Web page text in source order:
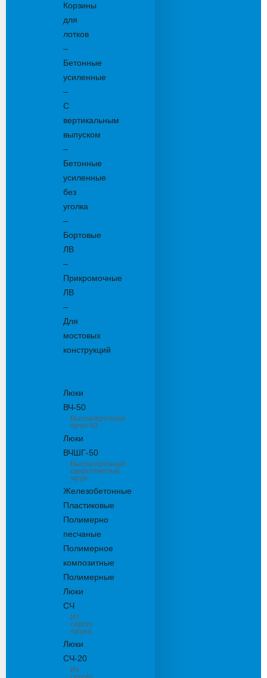
Корзины
для
лотков
–
Бетонные
усиленные
–
С
вертикальным
выпуском
–
Бетонные
усиленные
без
уголка
–
Бортовые
ЛВ
–
Прикромочные
ЛВ
–
Для
мостовых
конструкций
Люки
ВЧ-50
Высокопрочный
чугун 50
Люки
ВЧШГ-50
Высокопрочный
сверхтяжелый
чугун
Железобетонные
Пластиковые
Полимерно
песчаные
Полимерное
композитные
Полимерные
Люки
СЧ
Из
серого
чугуна
Люки
СЧ-20
Из